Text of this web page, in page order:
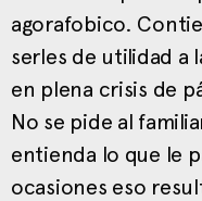
agorafobico.
serles de utilidad a
en plena crisis de
No se pide al
entienda lo que le
ocasiones eso